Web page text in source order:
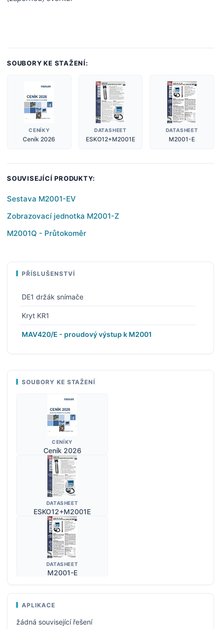
SOUBORY KE STAŽENÍ:
CENÍKY
Ceník 2026
DATASHEET
ESKO12+M2001E
DATASHEET
M2001-E
SOUVISEJÍCÍ PRODUKTY:
Sestava M2001-EV
Zobrazovací jednotka M2001-Z
M2001Q - Průtokoměr
PŘÍSLUŠENSTVÍ
DE1 držák snímače
Kryt KR1
MAV420/E - proudový výstup k M2001
SOUBORY KE STAŽENÍ
CENÍKY
Ceník 2026
DATASHEET
ESKO12+M2001E
DATASHEET
M2001-E
APLIKACE
žádná související řešení